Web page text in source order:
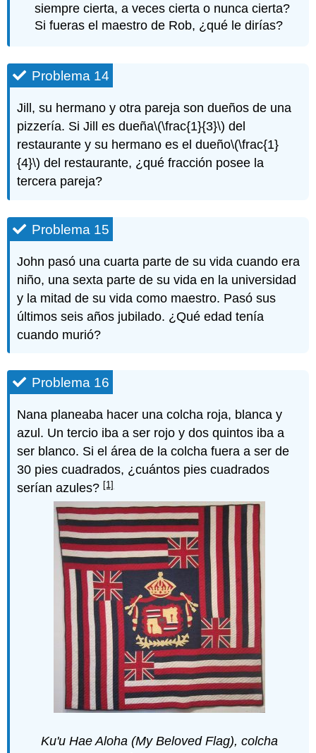
siempre cierta, a veces cierta o nunca cierta?
Si fueras el maestro de Rob, ¿qué le dirías?
Problema 14
Jill, su hermano y otra pareja son dueños de una
pizzería. Si Jill es dueña\(\frac{1}{3}\) del
restaurante y su hermano es el dueño\(\frac{1}
{4}\) del restaurante, ¿qué fracción posee la
tercera pareja?
Problema 15
John pasó una cuarta parte de su vida cuando era
niño, una sexta parte de su vida en la universidad
y la mitad de su vida como maestro. Pasó sus
últimos seis años jubilado. ¿Qué edad tenía
cuando murió?
Problema 16
Nana planeaba hacer una colcha roja, blanca y
azul. Un tercio iba a ser rojo y dos quintos iba a
ser blanco. Si el área de la colcha fuera a ser de
30 pies cuadrados, ¿cuántos pies cuadrados
serían azules? [1]
Ku'u Hae Aloha (My Beloved Flag), colcha